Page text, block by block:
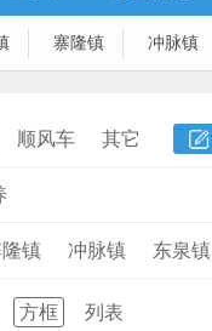
寨隆镇 冲脉镇
顺风车 其它
镇 冲脉镇 东泉镇
方框 列表